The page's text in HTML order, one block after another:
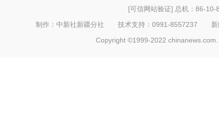
[可信网站验证] 总机：86-10-
制作：中新社新疆分社 技术支持：0991-8557237
Copyright ©1999-2022